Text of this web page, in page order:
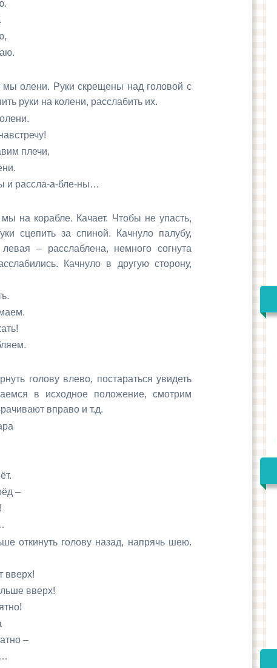
мы олени. Рукискрещены над головой с
руки на колени, расслабить их.
а-бле-ны…
мы на корабле. Качает. Чтобы не упасть,
сцепить за спиной. Качнуло палубу,
– расслаблена, немного согнута
Качнуло в другую сторону,
голову влево, постараться увидеть
в исходное положение, смотрим
вправо и т.д.
–
откинуть голову назад, напрячь шею.
–